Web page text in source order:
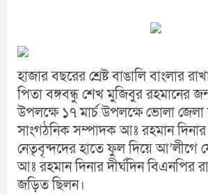
হাজার বছরের শ্রেষ্ট বাঙালি বাংলার
পিতা বঙ্গবন্ধু শেখ মুজিবুর রহমানের
উপলক্ষে ১৭ মার্চ উপলক্ষে ভোলা
সাংগঠনিক সম্পাদক আঃ রহমান
নেতৃবৃন্দদের হাতে ফুল দিয়ে আ’লীগে
আঃ রহমান দিনার দীর্ঘদিন বিএনপির
জড়িত ছিলন।